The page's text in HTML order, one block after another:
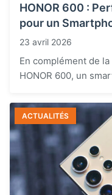
HONOR 600 :
pour un
23 avril 2026
En complément de
HONOR 600, un
ACTUALITÉS